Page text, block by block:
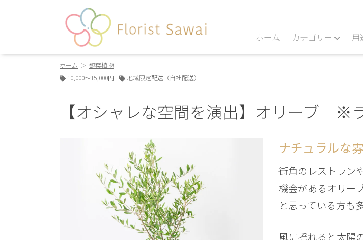
ホーム カテゴリー 用
ホーム
観葉植物
10,000～15,000円
地域限定配送（自社配送）
【オシャレな空間を演出】オリーブ ※
ナチュラルな
街角のレストラン
機会があるオリー
と思っている方も
風に揺れると太陽